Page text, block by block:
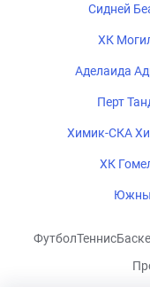
Сидней
ХК
Аделаида
Перт
Химик-СКА
ХК
ФутболТеннис